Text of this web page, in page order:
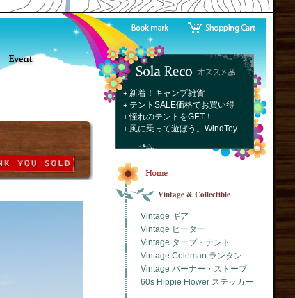
+ 新着！キャンプ雑貨
+ テントSALE価格でお買い得
+憧れのテントをGET！
+ 風に乗って遊ぼう。WindToy
Vintage & Collectible
Vintage ギア
Vintage ヒーター
Vintage タープ・テント
Vintage Coleman ランタン
Vintage バーナー・ストーブ
60s Hippie Flower ステッカー